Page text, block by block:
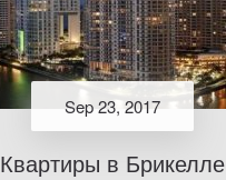
Sep 23, 2017
Квартиры в Брикелле